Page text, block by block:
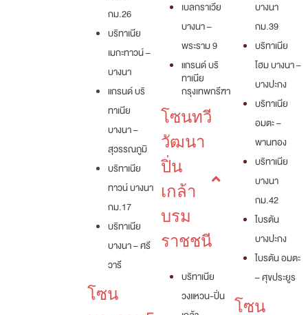
กม.26
บริทาเนีย
เมกะทาวน์ –
บางนา
แกรนด์ บริ
ทาเนีย
บางนา –
สุวรรณภูมิ
บริทาเนีย
ทาวน์ บางนา
กม.17
บริทาเนีย
บางนา – ศรี
วารี
โซน
เบลกราเวีย
บางนา –
พระราม 9
แกรนด์ บริ
ทาเนีย
กรุงเทพกรีฑา
โซนทวี
วัฒนา
ปิ่น
เกล้า
บรม
ราชชนี
บริทาเนีย
วงแหวน-ปิ่น
บางนา
กม.39
บริทาเนีย
โฮม บางนา –
บางปะกง
บริทาเนีย
อมตะ –
พานทอง
บริทาเนีย
บางนา
กม.42
ไบรตัน
บางปะกง
ไบรตัน อมตะ
– ศุขประยูร
โซน